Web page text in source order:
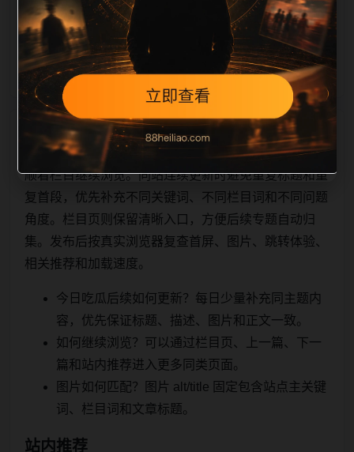
内容后同步检查标题、description、canonical、主题
图、alt、title和推荐链接，确保页面既能被搜索引擎理
解，也能让真实用户
相关问题与推荐
顺着栏目继续浏览。同站连续更新时避免重复标题和重
复首段，优先补充不同关键词、不同栏目词和不同问题
角度。栏目页则保留清晰入口，方便后续专题自动归
集。发布后按真实浏览器复查首屏、图片、跳转体验、
相关推荐和加载速度。
今日吃瓜后续如何更新？每日少量补充同主题内
容，优先保证标题、描述、图片和正文一致。
如何继续浏览？可以通过栏目页、上一篇、下一
篇和站内推荐进入更多同类页面。
图片如何匹配？图片 alt/title 固定包含站点主关键
词、栏目词和文章标题。
站内推荐